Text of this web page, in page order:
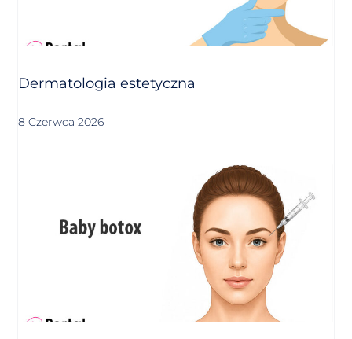
Dermatologia estetyczna
8 Czerwca 2026